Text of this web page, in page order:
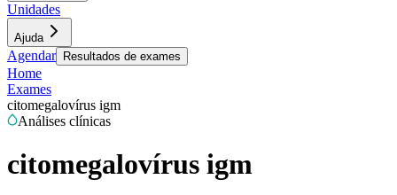
Unidades
Ajuda
Agendar Resultados de exames
Home
Exames
citomegalovírus igm
Análises clínicas
citomegalovírus igm